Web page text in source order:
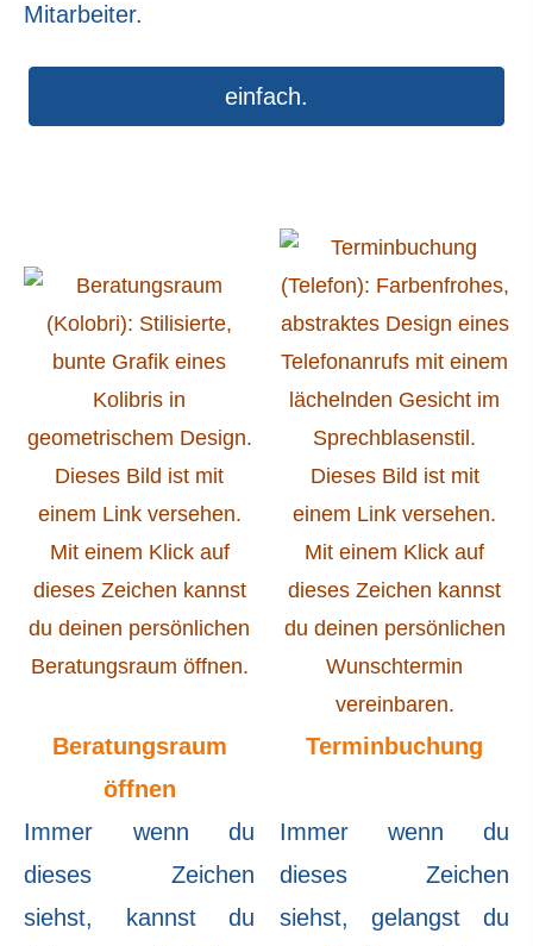
Mitarbeiter.
einfach.
Beratungsraum
öffnen
Terminbuchung
Immer wenn du
dieses Zeichen
siehst, kannst du
Immer wenn du
dieses Zeichen
siehst, gelangst du